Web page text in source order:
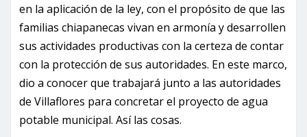
en la aplicación de la ley, con el propósito de que las
familias chiapanecas vivan en armonía y desarrollen
sus actividades productivas con la certeza de contar
con la protección de sus autoridades. En este marco,
dio a conocer que trabajará junto a las autoridades
de Villaflores para concretar el proyecto de agua
potable municipal. Así las cosas.